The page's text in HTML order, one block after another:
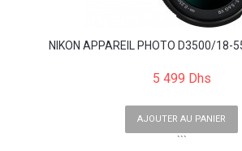
NIKON APPAREIL PHOTO D3500/18-
5 499 Dhs
AJOUTER AU PANIER
```